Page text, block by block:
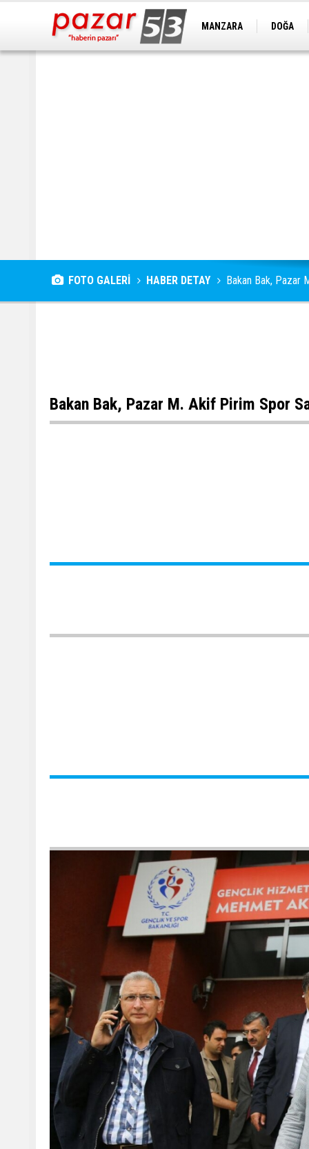
MANZARA DOĞA
FOTO GALERİ HABER DETAY Bakan Bak, Pazar
Bakan Bak, Pazar M. Akif Pirim Spor